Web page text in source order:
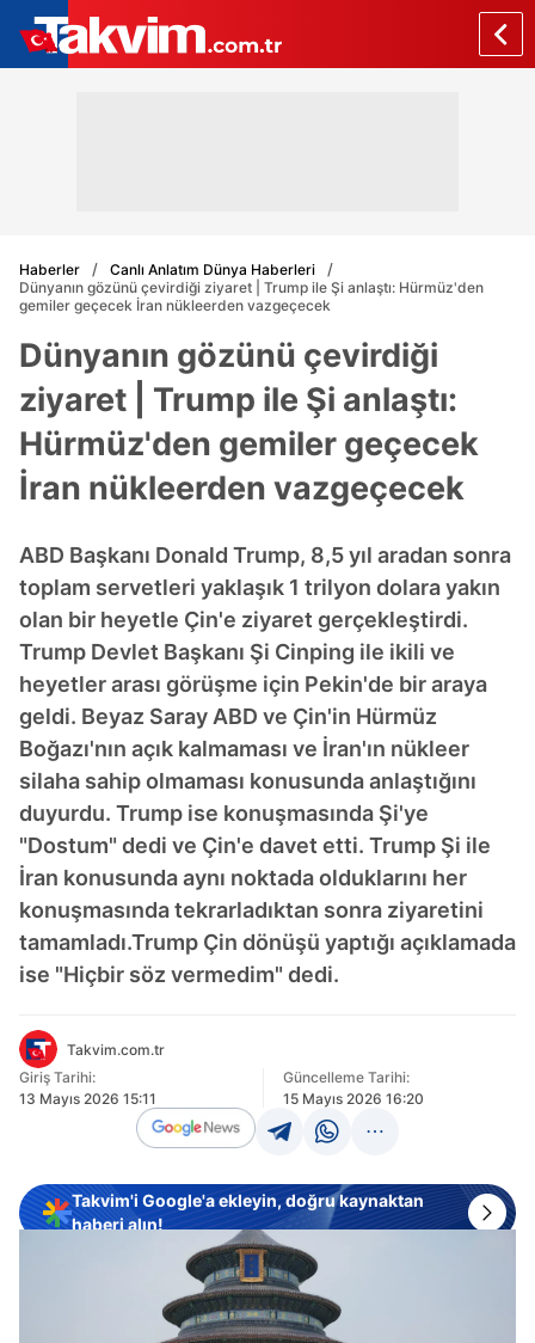
Haberler
Canlı Anlatım Dünya Haberleri
Dünyanın gözünü çevirdiği ziyaret | Trump ile Şi anlaştı: Hürmüz'den
gemiler geçecek İran nükleerden vazgeçecek
Dünyanın gözünü çevirdiği
ziyaret | Trump ile Şi anlaştı:
Hürmüz'den gemiler geçecek
İran nükleerden vazgeçecek
ABD Başkanı Donald Trump, 8,5 yıl aradan sonra
toplam servetleri yaklaşık 1 trilyon dolara yakın
olan bir heyetle Çin'e ziyaret gerçekleştirdi.
Trump Devlet Başkanı Şi Cinping ile ikili ve
heyetler arası görüşme için Pekin'de bir araya
geldi. Beyaz Saray ABD ve Çin'in Hürmüz
Boğazı'nın açık kalmaması ve İran'ın nükleer
silaha sahip olmaması konusunda anlaştığını
duyurdu. Trump ise konuşmasında Şi'ye
"Dostum" dedi ve Çin'e davet etti. Trump Şi ile
İran konusunda aynı noktada olduklarını her
konuşmasında tekrarladıktan sonra ziyaretini
tamamladı.Trump Çin dönüşü yaptığı açıklamada
ise "Hiçbir söz vermedim" dedi.
Takvim.com.tr
Giriş Tarihi:
13 Mayıs 2026 15:11
Güncelleme Tarihi:
15 Mayıs 2026 16:20
Takvim'i Google'a ekleyin, doğru kaynaktan
haberi alın!